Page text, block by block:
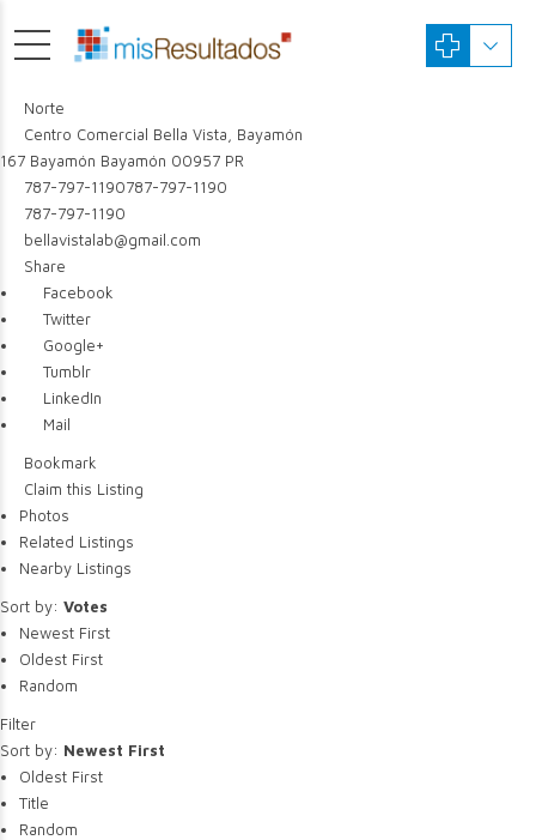
Norte
Centro Comercial Bella Vista, Bayamón
167 Bayamón Bayamón 00957 PR
787-797-1190787-797-1190
787-797-1190
bellavistalab@gmail.com
Share
Facebook
Twitter
Google+
Tumblr
LinkedIn
Mail
Bookmark
Claim this Listing
Photos
Related Listings
Nearby Listings
Sort by: Votes
Newest First
Oldest First
Random
Filter
Sort by: Newest First
Oldest First
Title
Random